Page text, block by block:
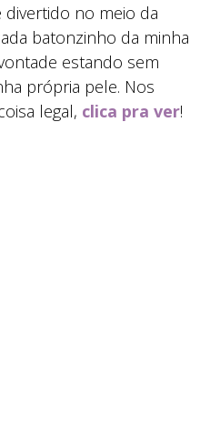
no meio da
batonzinho da minha
estando sem
própria pele. Nos
legal, clica pra ver!